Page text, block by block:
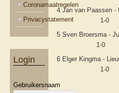
Coronamaatregelen
Privacystatement
Login
Gebruikersnaam
4 Jan van Paassen -
1-0
5 Sven Broersma -
1-0
6 Elger Kingma -
1-0